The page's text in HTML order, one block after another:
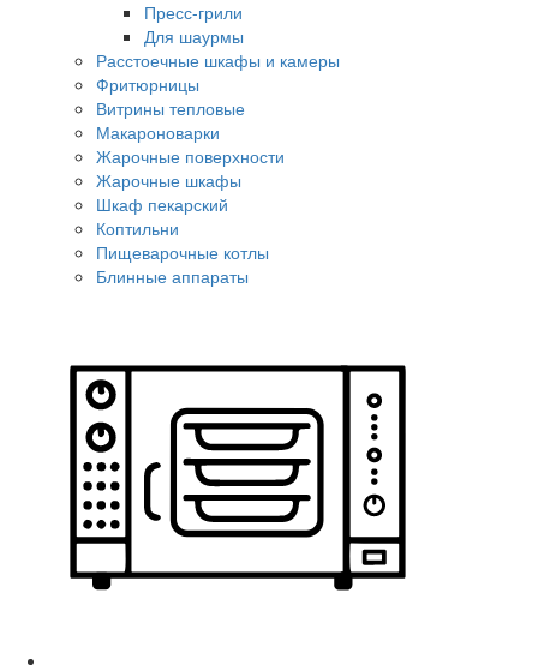
Пресс-грили
Для шаурмы
Расстоечные шкафы и камеры
Фритюрницы
Витрины тепловые
Макароноварки
Жарочные поверхности
Жарочные шкафы
Шкаф пекарский
Коптильни
Пищеварочные котлы
Блинные аппараты